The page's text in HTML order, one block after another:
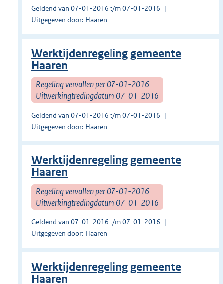
Geldend van 07-01-2016 t/m 07-01-2016
Uitgegeven door: Haaren
Werktijdenregeling gemeente
Haaren
Regeling vervallen per 07-01-2016
Uitwerkingtredingdatum 07-01-2016
Geldend van 07-01-2016 t/m 07-01-2016
Uitgegeven door: Haaren
Werktijdenregeling gemeente
Haaren
Regeling vervallen per 07-01-2016
Uitwerkingtredingdatum 07-01-2016
Geldend van 07-01-2016 t/m 07-01-2016
Uitgegeven door: Haaren
Werktijdenregeling gemeente
Haaren